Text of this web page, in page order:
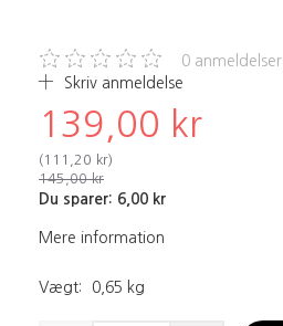
0 anmeldelser
Skriv anmeldelse
139,00 kr
( 111,20 kr)
145,00 kr
Du sparer: 6,00 kr
Mere information
Vægt: 0,65 kg